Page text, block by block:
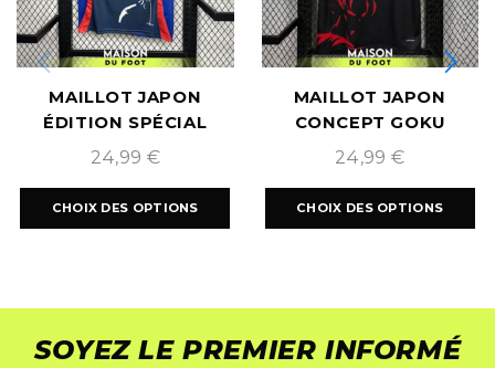
MAILLOT JAPON
ÉDITION SPÉCIAL
« NARUTO » 2024
24,99 €
CHOIX DES OPTIONS
MAILLOT JAPON
CONCEPT GOKU
2025/2026
24,99 €
CHOIX DES OPTIONS
SOYEZ LE PREMIER INFORMÉ